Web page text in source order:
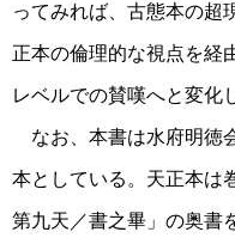
ってみれば、古態本の超
正本の倫理的な視点を経
レベルでの賛嘆へと変化
なお、本書は水府明徳
本としている。天正本は
第九天／書之畢」の奥書